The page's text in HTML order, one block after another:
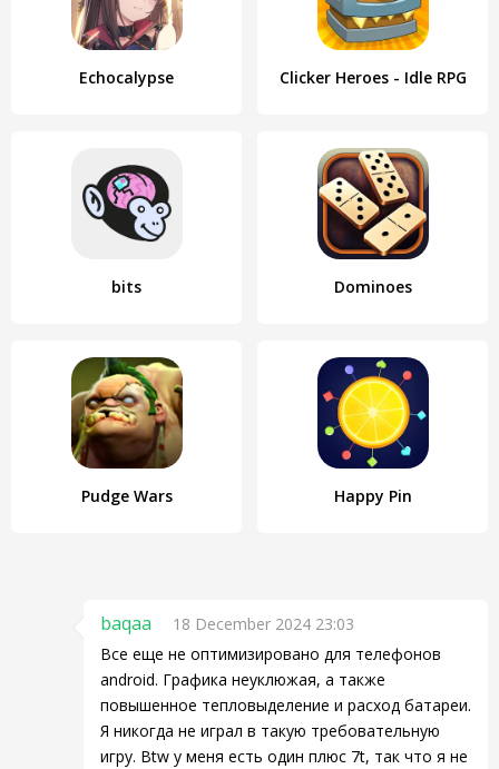
Echocalypse Clicker Heroes - Idle RPG
bits Dominoes
Pudge Wars Happy Pin
baqaa
18 December 2024 23:03
Все еще не оптимизировано для телефонов
android. Графика неуклюжая, а также
повышенное тепловыделение и расход батареи.
Я никогда не играл в такую требовательную
игру. Btw у меня есть один плюс 7t, так что я не